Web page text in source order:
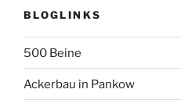
BLOGLINKS
500 Beine
Ackerbau in Pankow